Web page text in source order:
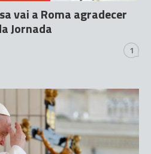
vai a Roma agradecer
Jornada
1